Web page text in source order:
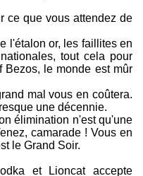
ce que vous attendez de
l'étalon or, les faillites en
tout cela pour
Bezos, le monde est mûr
mal vous en coûtera.
une décennie.
élimination n'est qu'une
camarade ! Vous en
le Grand Soir.
et Lioncat accepte